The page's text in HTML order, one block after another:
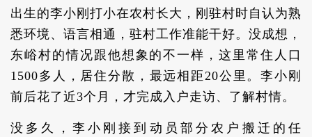
出生的李小刚打小在农村长大，刚驻村时自认为熟
悉环境、语言相通，驻村工作准能干好。没成想，
东峪村的情况跟他想象的不一样，这里常住人口
1500多人，居住分散，最远相距20公里。李小刚
前后花了近3个月，才完成入户走访、了解村情。
没多久，李小刚接到动员部分农户搬迁的任